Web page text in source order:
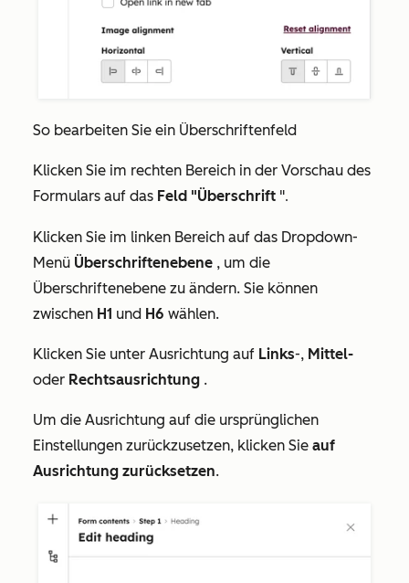
So bearbeiten Sie ein Überschriftenfeld
Klicken Sie im rechten Bereich in der Vorschau des
Formulars auf das Feld "Überschrift ".
Klicken Sie im linken Bereich auf das Dropdown-
Menü Überschriftenebene , um die
Überschriftenebene zu ändern. Sie können
zwischen H1 und H6 wählen.
Klicken Sie unter Ausrichtung auf Links-, Mittel-
oder Rechtsausrichtung .
Um die Ausrichtung auf die ursprünglichen
Einstellungen zurückzusetzen, klicken Sie auf
Ausrichtung zurücksetzen.